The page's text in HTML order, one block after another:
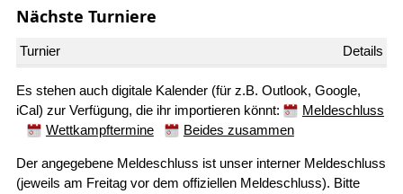
Nächste Turniere
Es stehen auch digitale Kalender (für z.B. Outlook, Google,
iCal) zur Verfügung, die ihr importieren könnt:
Meldeschluss
Wettkampftermine
Beides zusammen
Der angegebene Meldeschluss ist unser interner Meldeschluss
(jeweils am Freitag vor dem offiziellen Meldeschluss). Bitte